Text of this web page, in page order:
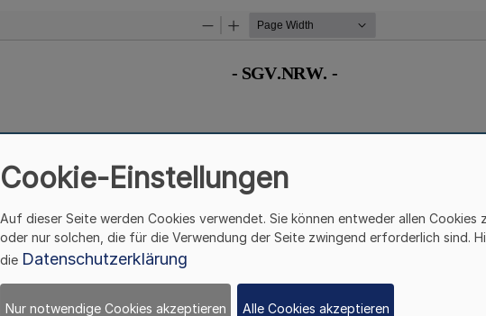
Cookie-Einstellungen
Auf dieser Seite werden Cookies verwendet. Sie können entweder allen Cookies
oder nur solchen, die für die Verwendung der Seite zwingend erforderlich sind.
die Datenschutzerklärung
Nur notwendige Cookies akzeptieren Alle Cookies akzeptieren